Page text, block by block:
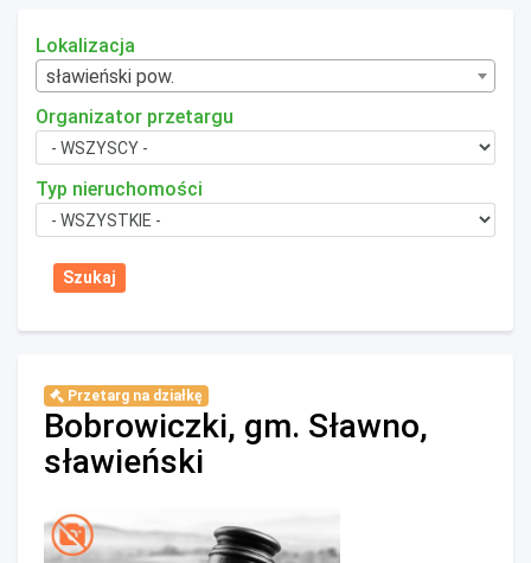
Lokalizacja
sławieński pow.
Organizator przetargu
Typ nieruchomości
Przetarg na działkę
Bobrowiczki, gm. Sławno,
sławieński